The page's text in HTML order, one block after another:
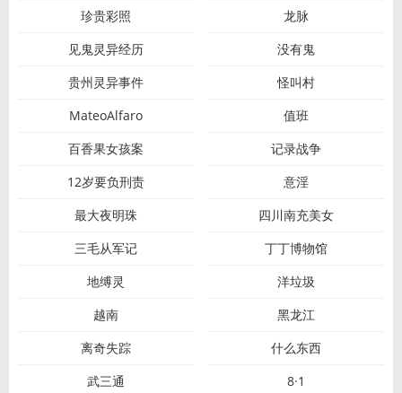
珍贵彩照
龙脉
见鬼灵异经历
没有鬼
贵州灵异事件
怪叫村
MateoAlfaro
值班
百香果女孩案
记录战争
12岁要负刑责
意淫
最大夜明珠
四川南充美女
三毛从军记
丁丁博物馆
地缚灵
洋垃圾
越南
黑龙江
离奇失踪
什么东西
武三通
8·1